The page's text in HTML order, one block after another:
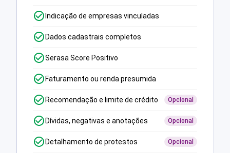
Indicação de empresas vinculadas
Dados cadastrais completos
Serasa Score Positivo
Faturamento ou renda presumida
Recomendação e limite de crédito Opcional
Dívidas, negativas e anotações Opcional
Detalhamento de protestos Opcional